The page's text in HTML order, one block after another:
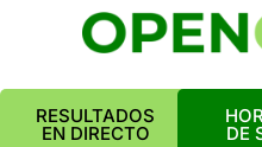
RESULTADOS
EN DIRECTO DE